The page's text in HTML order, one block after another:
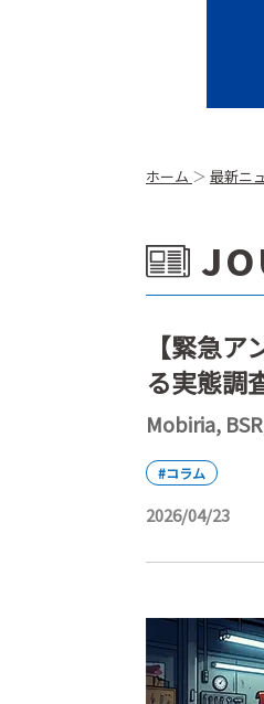
ホーム 最新ニ
【緊急
る実態調
Mobiria,
#コラム
2026/04/23